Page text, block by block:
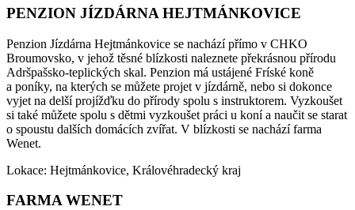
PENZION JÍZDÁRNA HEJTMÁNKOVICE
Penzion Jízdárna Hejtmánkovice se nachází přímo v CHKO
Broumovsko, v jehož těsné blízkosti naleznete překrásnou přírodu
Adršpašsko-teplických skal. Penzion má ustájené Fríské koně
a poníky, na kterých se můžete projet v jízdárně, nebo si dokonce
vyjet na delší projížďku do přírody spolu s instruktorem. Vyzkoušet
si také můžete spolu s dětmi vyzkoušet práci u koní a naučit se starat
o spoustu dalších domácích zvířat. V blízkosti se nachází farma
Wenet.
Lokace: Hejtmánkovice, Královéhradecký kraj
FARMA WENET